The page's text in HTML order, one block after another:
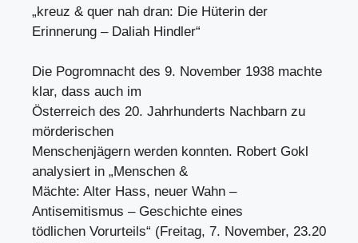
„kreuz & quer nah dran: Die Hüterin der
Erinnerung – Daliah Hindler“
Die Pogromnacht des 9. November 1938 machte
klar, dass auch im
Österreich des 20. Jahrhunderts Nachbarn zu
mörderischen
Menschenjägern werden konnten. Robert Gokl
analysiert in „Menschen &
Mächte: Alter Hass, neuer Wahn –
Antisemitismus – Geschichte eines
tödlichen Vorurteils“ (Freitag, 7. November, 23.20